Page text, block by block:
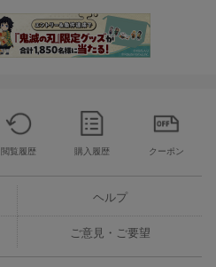
閲覧履歴 購入履歴 クーポン
ヘルプ
ご意見・ご要望